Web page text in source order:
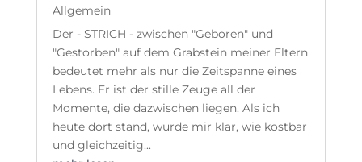
Allgemein
Der - STRICH - zwischen "Geboren" und
"Gestorben" auf dem Grabstein meiner Eltern
bedeutet mehr als nur die Zeitspanne eines
Lebens. Er ist der stille Zeuge all der
Momente, die dazwischen liegen. Als ich
heute dort stand, wurde mir klar, wie kostbar
und gleichzeitig...